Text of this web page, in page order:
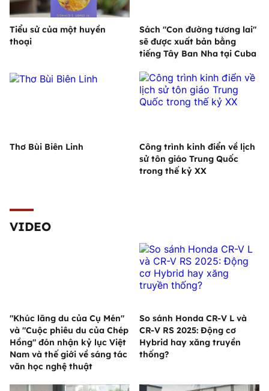
Tiểu sử của một huyền
thoại
Sách "Con đường tương lai"
sẽ được xuất bản bằng
tiếng Tây Ban Nha tại Cuba
Thơ Bùi Biên Linh
Công trình kinh điển về lịch
sử tôn giáo Trung Quốc
trong thế kỷ XX
VIDEO
"Khúc lãng du của Cụ Mén"
và "Cuộc phiêu du của Chép
Hồng" đón nhận kỷ lục Việt
Nam và thế giới về sáng tác
văn học nghệ thuật
So sánh Honda CR-V L và
CR-V RS 2025: Động cơ
Hybrid hay xăng truyền
thống?